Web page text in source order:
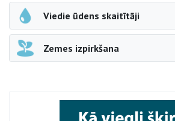
Viedie ūdens skaitītāji
Zemes izpirkšana